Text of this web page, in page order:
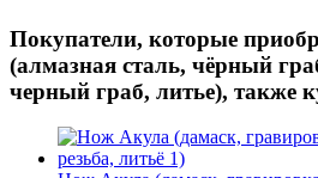
Покупатели, которые
(алмазная сталь, чёрный
черный граб, литье), также